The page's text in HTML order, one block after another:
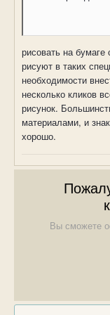
рисовать на бумаге
рисуют в таких
необходимости
несколько кликов
рисунок.
материалами, и
хорошо.
Вы сможете